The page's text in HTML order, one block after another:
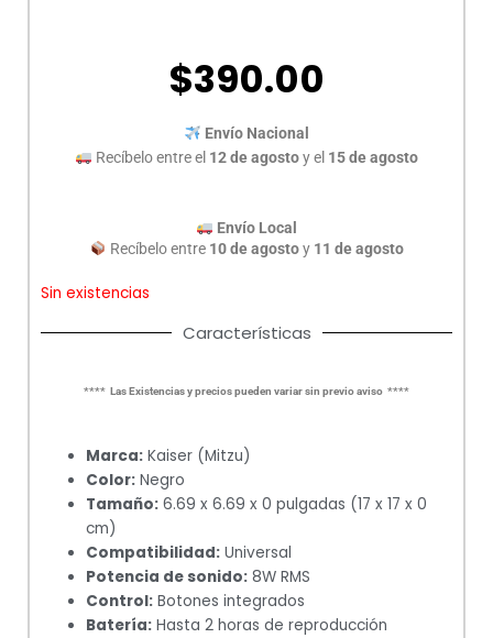
$390.00
Envío Nacional
Recíbelo entre el 12 de agostoy el 15 de agosto
Envío Local
Recíbelo entre 10 de agostoy 11 de agosto
Sin existencias
Características
**** Las Existencias y precios pueden variar sin previo aviso ****
Marca: Kaiser (Mitzu)
Color: Negro
Tamaño: 6.69 x 6.69 x 0 pulgadas (17 x 17 x 0
cm)
Compatibilidad: Universal
Potencia de sonido: 8W RMS
Control: Botones integrados
Batería: Hasta 2 horas de reproducción